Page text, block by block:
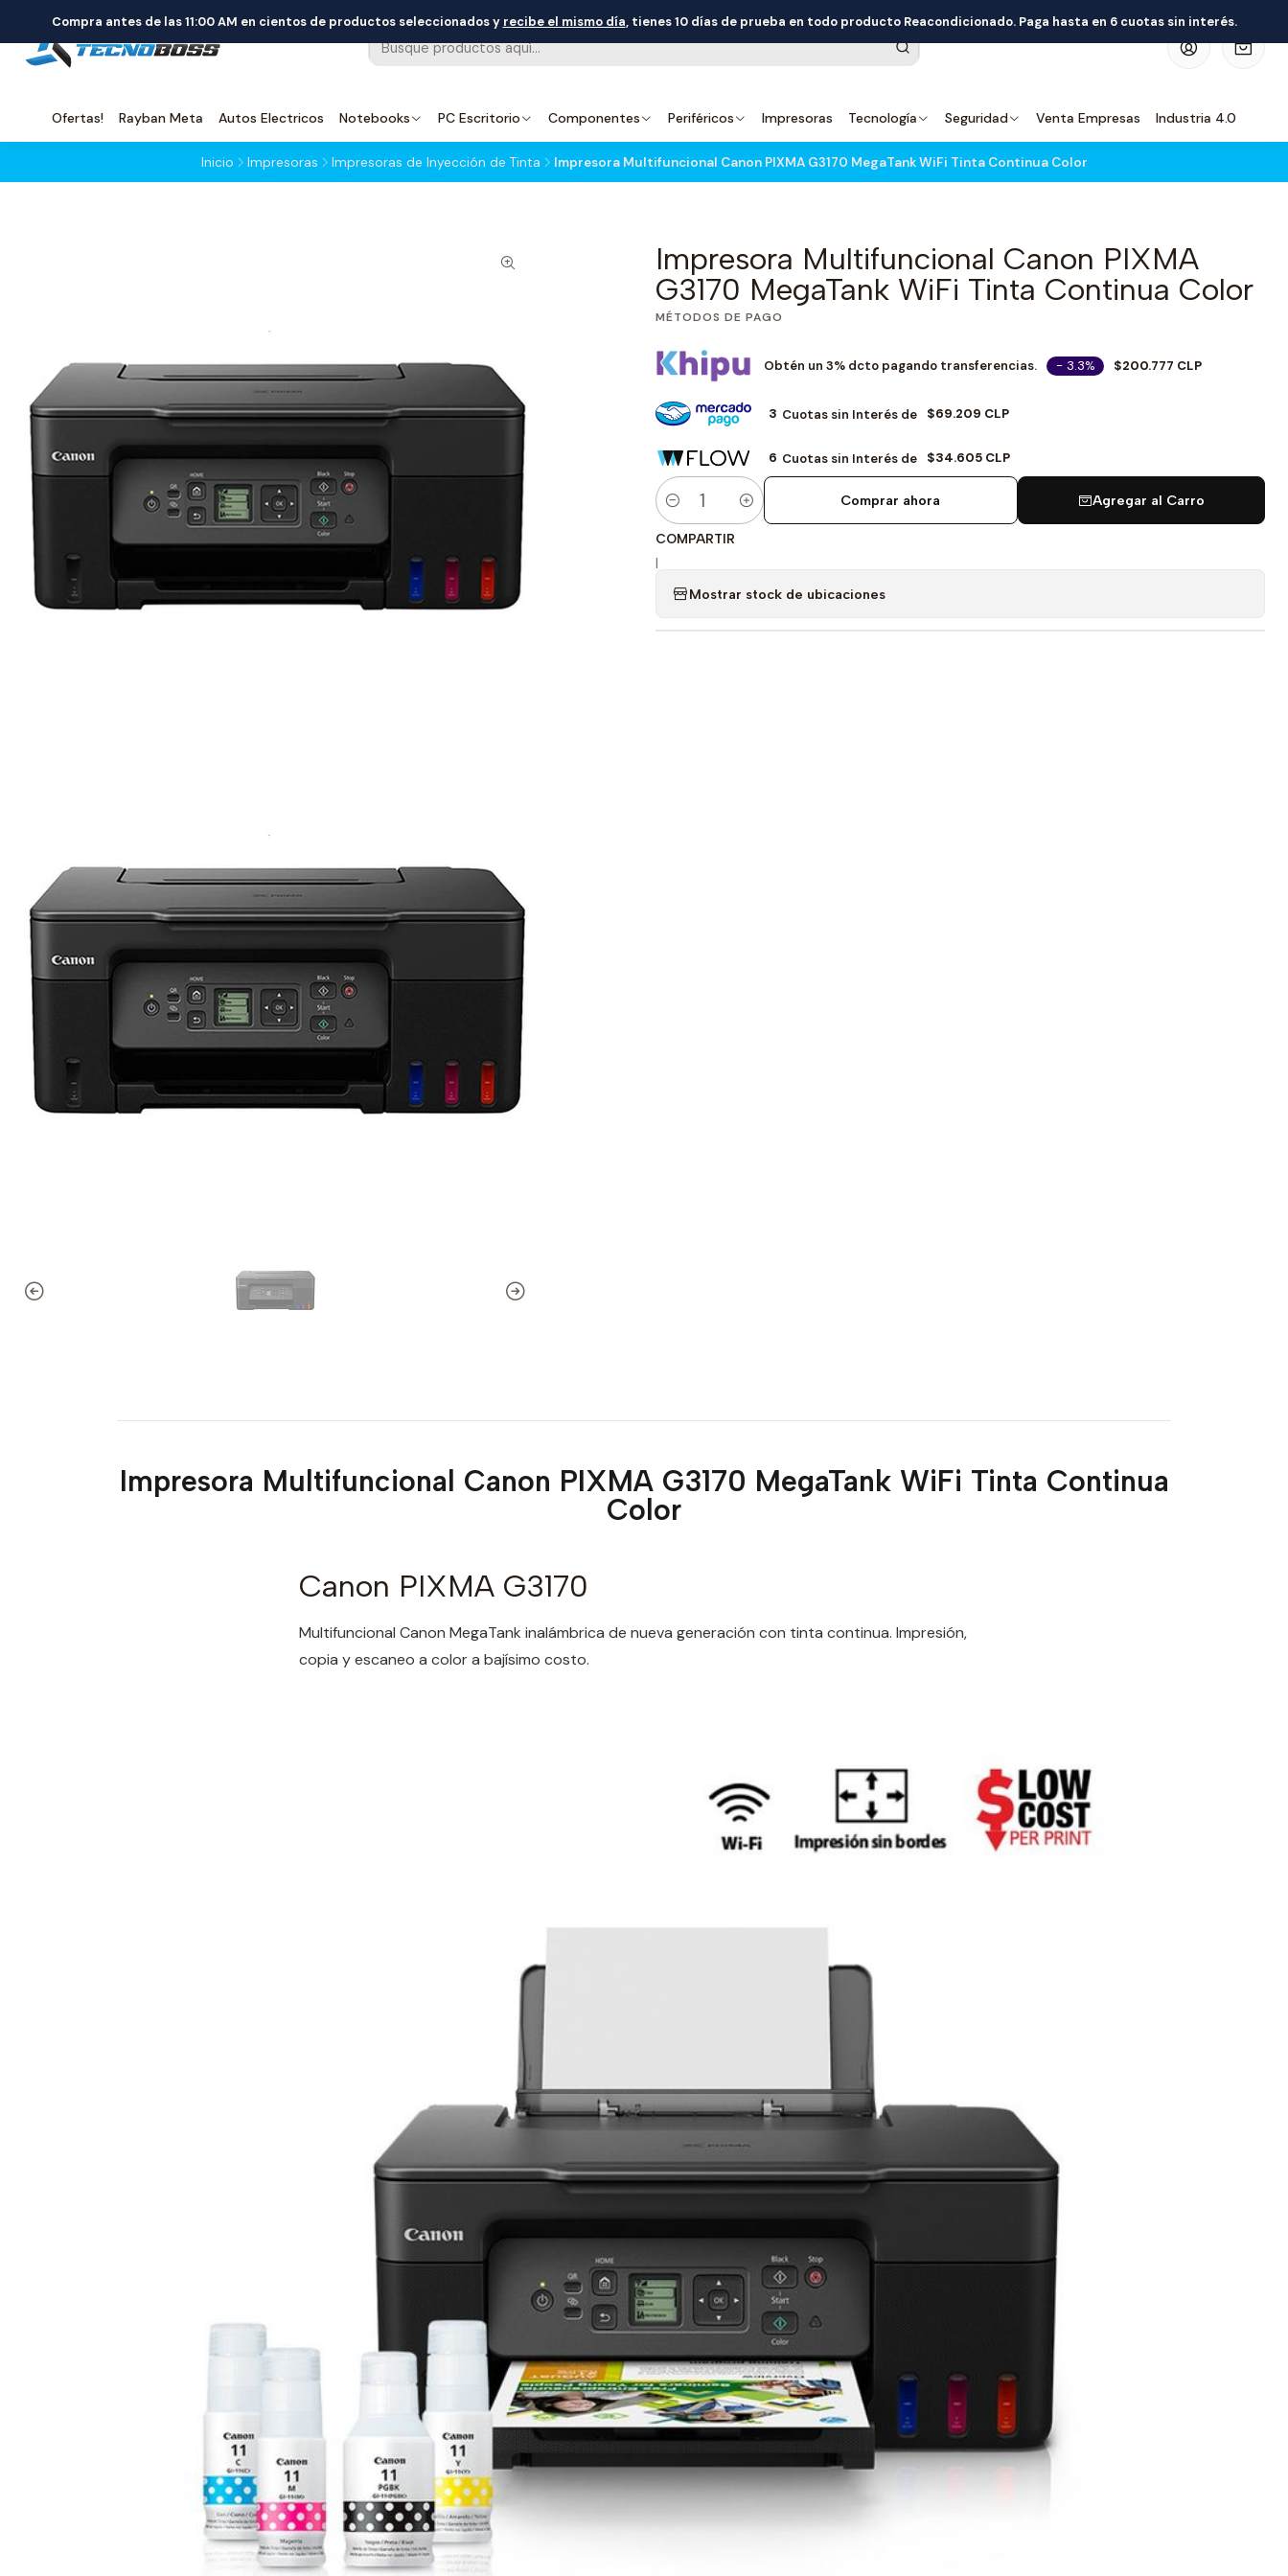
Ofertas! Rayban Meta Autos Electricos Notebooks PC Escritorio Componentes Periféricos Impresoras Tecnología Seguridad Venta Empresas Industria 4.0
Compra antes de las 11:00 AM en cientos de productos seleccionados y recibe el mismo día, tienes 10 días de prueba en todo producto Reacondicionado. Paga hasta en 6 cuotas sin interés.
Inicio Impresoras Impresoras de Inyección de Tinta Impresora Multifuncional Canon PIXMA G3170 MegaTank WiFi Tinta Continua Color
Impresora Multifuncional Canon PIXMA
G3170 MegaTank WiFi Tinta Continua Color
MÉTODOS DE PAGO
Obtén un 3% dcto pagando transferencias. - 3.3% $200.777 CLP
3 Cuotas sin Interés de $69.209 CLP
6 Cuotas sin Interés de $34.605 CLP
Cantidad
Agregar al Carro
Comprar ahora
COMPARTIR
|
Mostrar stock de ubicaciones
Impresora Multifuncional Canon PIXMA G3170 MegaTank WiFi Tinta Continua
Color
Canon PIXMA G3170
Multifuncional Canon MegaTank inalámbrica de nueva generación con tinta continua. Impresión,
copia y escaneo a color a bajísimo costo.